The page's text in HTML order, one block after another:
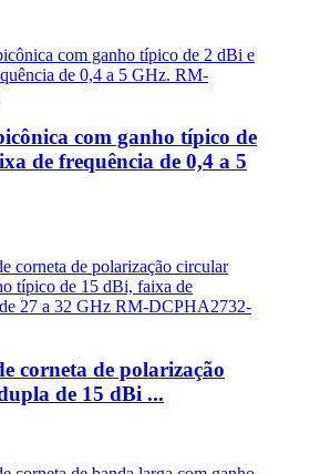
com ganho típico de
de frequência de 0,4 a 5
corneta de polarização
de 15 dBi ...